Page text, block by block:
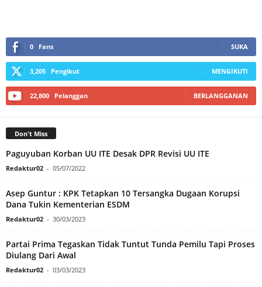
0 Fans SUKA
3,205 Pengikut MENGIKUTI
22,800 Pelanggan BERLANGGANAN
Don't Miss
Paguyuban Korban UU ITE Desak DPR Revisi UU ITE
Redaktur02 - 05/07/2022
Asep Guntur : KPK Tetapkan 10 Tersangka Dugaan Korupsi
Dana Tukin Kementerian ESDM
Redaktur02 - 30/03/2023
Partai Prima Tegaskan Tidak Tuntut Tunda Pemilu Tapi Proses
Diulang Dari Awal
Redaktur02 - 03/03/2023